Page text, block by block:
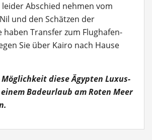
Abschied nehmen vom
und den Schätzen der
haben Transfer zum Flughafen-
Sie über Kairo nach Hause
diese Ägypten Luxus-
Badeurlaub am Roten Meer